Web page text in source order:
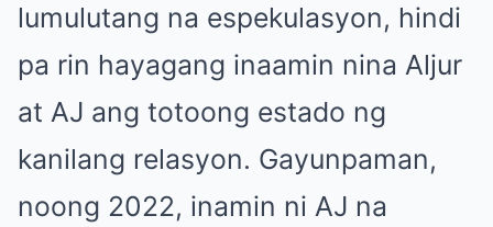
lumulutang na espekulasyon, hindi
pa rin hayagang inaamin nina Aljur
at AJ ang totoong estado ng
kanilang relasyon. Gayunpaman,
noong 2022, inamin ni AJ na